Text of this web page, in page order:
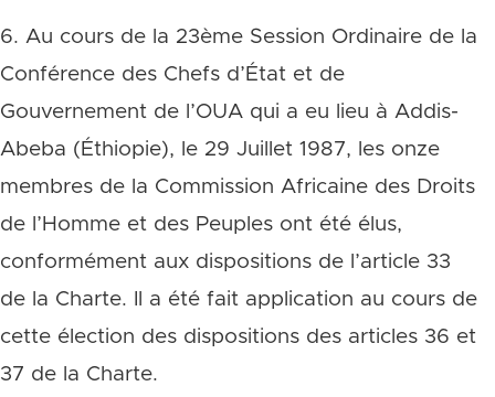
6. Au cours de la 23ème Session Ordinaire de la
Conférence des Chefs d’État et de
Gouvernement de l’OUA qui a eu lieu à Addis-
Abeba (Éthiopie), le 29 Juillet 1987, les onze
membres de la Commission Africaine des Droits
de l’Homme et des Peuples ont été élus,
conformément aux dispositions de l’article 33
de la Charte. Il a été fait application au cours de
cette élection des dispositions des articles 36 et
37 de la Charte.